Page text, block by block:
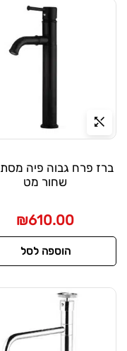
ברז פרח גבוה פיה
שחור מט
₪610.00
הוספה לסל